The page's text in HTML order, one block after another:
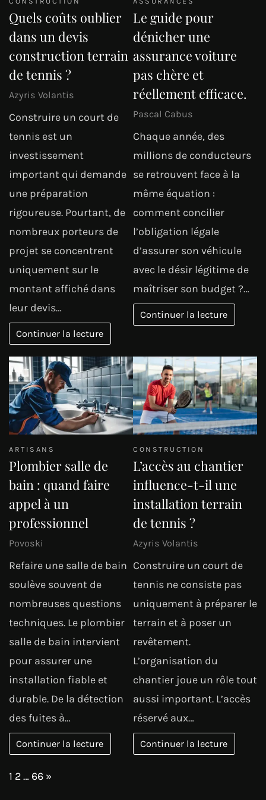
Quels coûts oublier
dans un devis
construction terrain
de tennis ?
Azyris Volantis
Construire un court de
tennis est un
investissement
important qui demande
une préparation
rigoureuse. Pourtant, de
nombreux porteurs de
projet se concentrent
uniquement sur le
montant affiché dans
leur devis…
Continuer la lecture
Le guide pour
dénicher une
assurance voiture
pas chère et
réellement efficace.
Pascal Cabus
Chaque année, des
millions de conducteurs
se retrouvent face à la
même équation :
comment concilier
l’obligation légale
d’assurer son véhicule
avec le désir légitime de
maîtriser son budget ?…
Continuer la lecture
ARTISANS
Plombier salle de
bain : quand faire
appel à un
professionnel
Povoski
Refaire une salle de bain
soulève souvent de
nombreuses questions
techniques. Le plombier
salle de bain intervient
pour assurer une
installation fiable et
durable. De la détection
des fuites à…
Continuer la lecture
CONSTRUCTION
L’accès au chantier
influence-t-il une
installation terrain
de tennis ?
Azyris Volantis
Construire un court de
tennis ne consiste pas
uniquement à préparer le
terrain et à poser un
revêtement.
L’organisation du
chantier joue un rôle tout
aussi important. L’accès
réservé aux…
Continuer la lecture
Page:
1 2… 66 Next
»